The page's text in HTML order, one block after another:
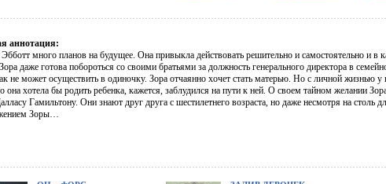
аннотация:
много планов на будущее. Она привыкла действовать решительно и самостоятельно и в
даже готова побороться со своими братьями за должность генерального директора в
не может осуществить в одиночку. Зора отчаянно хочет стать матерью. Но с личной жизнью у
она хотела бы родить ребенка, кажется, заблудился на пути к ней. О своем тайном желании
Гамильтону. Они знают друг друга с шестилетнего возраста, но даже несмотря на столь
Зоры…